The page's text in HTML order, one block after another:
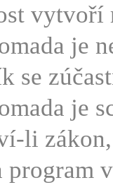
vytvoří
je
se
je
li
program